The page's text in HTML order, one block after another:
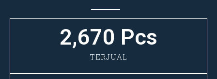
2,670 Pcs
TERJUAL